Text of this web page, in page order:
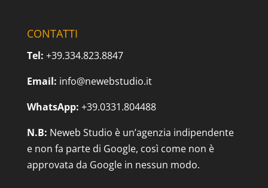
CONTATTI
Tel: +39.334.823.8847
Email: info@newebstudio.it
WhatsApp: +39.0331.804488
N.B: Neweb Studio è un’agenzia indipendente
e non fa parte di Google, così come non è
approvata da Google in nessun modo.